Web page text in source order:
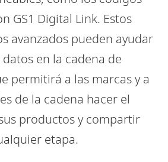
GS1 Digital Link. Estos
avanzados pueden ayudar
en la cadena de
permitirá a las marcas y a
de la cadena hacer el
productos y compartir
etapa.